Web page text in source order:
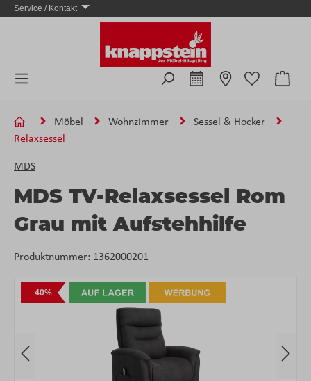
Zum Hauptinhalt springen
Service / Kontakt
Möbel Wohnzimmer
Sessel & Hocker
Relaxsessel
40%
Bildergalerie überspringen
MDS
MDS TV-Relaxsessel Rom
Grau mit Aufstehhilfe
Produktnummer: 1362000201